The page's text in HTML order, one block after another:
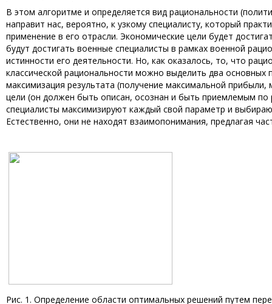
В этом алгоритме и определяется вид рациональности
направит нас, вероятно, к узкому специалисту, который
применение в его отрасли. Экономические цели будет
будут достигать военные специалисты в рамках военной
истинности его деятельности. Но, как оказалось, то, что
классической рациональности можно выделить два
максимизация результата (получение максимальной
цели (он должен быть описан, осознан и быть приемлемым по
специалисты максимизируют каждый свой параметр и
Естественно, они не находят взаимопонимания, предлагая
Рис. 1. Определение области оптимальных решений путем